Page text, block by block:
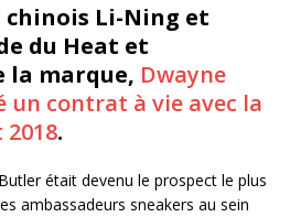
chinois Li-Ning et
du Heat et
la marque, Dwayne
un contrat à vie avec la
.
était devenu le prospect le plus
ambassadeurs sneakers au sein